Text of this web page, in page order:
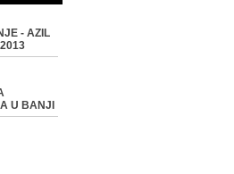
- AZIL
U BANJI